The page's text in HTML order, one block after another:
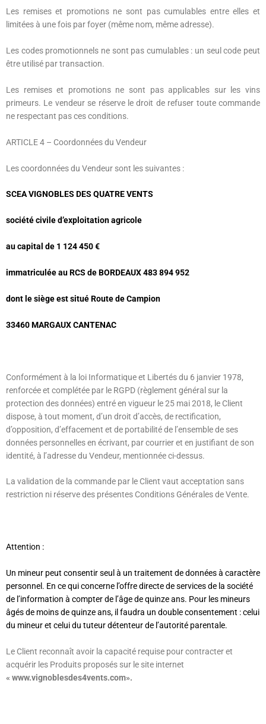
Les remises et promotions ne sont pas cumulables entre elles et
limitées à une fois par foyer (même nom, même adresse).
Les codes promotionnels ne sont pas cumulables : un seul code peut
être utilisé par transaction.
Les remises et promotions ne sont pas applicables sur les vins
primeurs. Le vendeur se réserve le droit de refuser toute commande
ne respectant pas ces conditions.
ARTICLE 4 – Coordonnées du Vendeur
Les coordonnées du Vendeur sont les suivantes :
SCEA VIGNOBLES DES QUATRE VENTS
société civile d’exploitation agricole
au capital de 1 124 450 €
immatriculée au RCS de BORDEAUX 483 894 952
dont le siège est situé Route de Campion
33460 MARGAUX CANTENAC
Conformément à la loi Informatique et Libertés du 6 janvier 1978,
renforcée et complétée par le RGPD (règlement général sur la
protection des données) entré en vigueur le 25 mai 2018, le Client
dispose, à tout moment, d’un droit d’accès, de rectification,
d’opposition, d’effacement et de portabilité de l’ensemble de ses
données personnelles en écrivant, par courrier et en justifiant de son
identité, à l’adresse du Vendeur, mentionnée ci-dessus.
La validation de la commande par le Client vaut acceptation sans
restriction ni réserve des présentes Conditions Générales de Vente.
Attention :
Un mineur peut consentir seul à un traitement de données à caractère
personnel. En ce qui concerne l’offre directe de services de la société
de l’information à compter de l’âge dequinze ans. Pour les mineurs
âgés de moins de quinze ans, il faudra un double consentement : celui
du mineur et celui du tuteur détenteur de l’autorité parentale.
Le Client reconnaît avoir la capacité requise pour contracter et
acquérir les Produits proposés sur le site internet
« www.vignoblesdes4vents.com».